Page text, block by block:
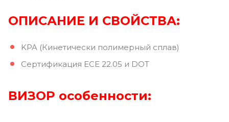
ОПИСАНИЕ И СВОЙСТВА:
KPA (Кинетически полимерный сплав)
Сертификация ECE 22.05 и DOT
ВИЗОР особенности: